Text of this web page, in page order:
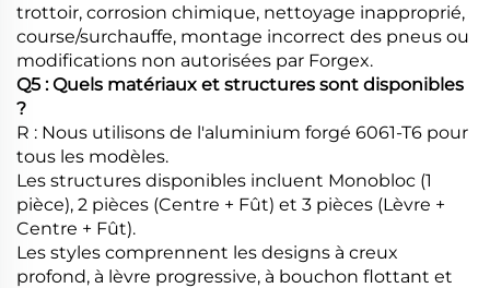
trottoir, corrosion chimique, nettoyage inapproprié,
course/surchauffe, montage incorrect des pneus ou
modifications non autorisées par Forgex.
Q5 : Quels matériaux et structures sont disponibles
?
R : Nous utilisons de l'aluminium forgé 6061-T6 pour
tous les modèles.
Les structures disponibles incluent Monobloc (1
pièce), 2 pièces (Centre + Fût) et 3 pièces (Lèvre +
Centre + Fût).
Les styles comprennent les designs à creux
profond, à lèvre progressive, à bouchon flottant et